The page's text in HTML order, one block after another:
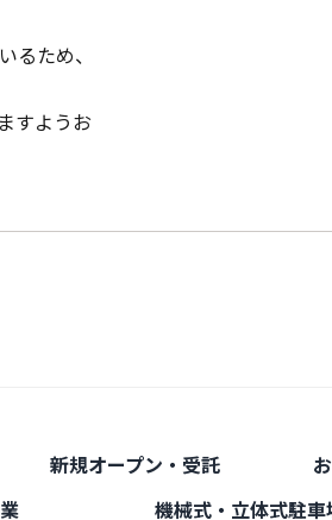
るため、
すようお
新規オープン・受託
機械式・立体式駐車